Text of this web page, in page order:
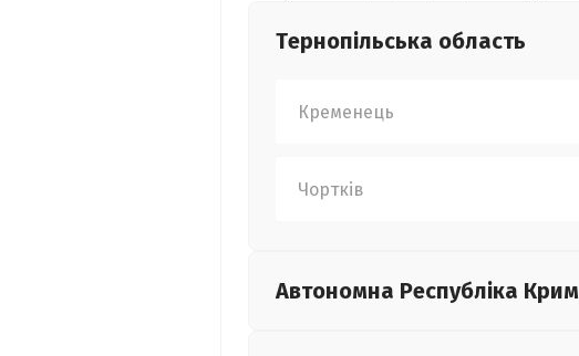
Тернопільська область
Кременець
Чортків
Автономна Республіка Крим